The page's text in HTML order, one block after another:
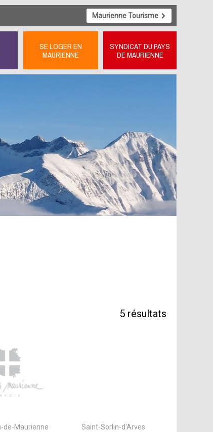
Maurienne Tourisme
SE LOGER EN
MAURIENNE
SYNDICAT DU PAYS
DE MAURIENNE
5 résultats
de-Maurienne
Saint-Sorlin-d'Arves